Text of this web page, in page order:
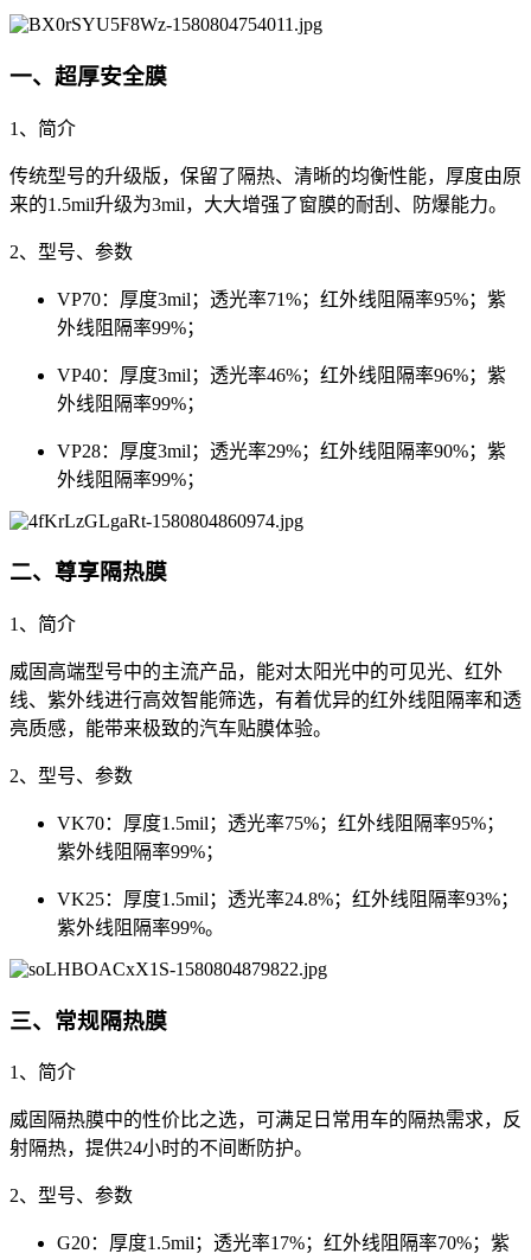
一、超厚安全膜
1、简介
传统型号的升级版，保留了隔热、清晰的均衡性能，厚度由原
来的1.5mil升级为3mil，大大增强了窗膜的耐刮、防爆能力。
2、型号、参数
VP70：厚度3mil；透光率71%；红外线阻隔率95%；紫
外线阻隔率99%；
VP40：厚度3mil；透光率46%；红外线阻隔率96%；紫
外线阻隔率99%；
VP28：厚度3mil；透光率29%；红外线阻隔率90%；紫
外线阻隔率99%；
二、尊享隔热膜
1、简介
威固高端型号中的主流产品，能对太阳光中的可见光、红外
线、紫外线进行高效智能筛选，有着优异的红外线阻隔率和透
亮质感，能带来极致的汽车贴膜体验。
2、型号、参数
VK70：厚度1.5mil；透光率75%；红外线阻隔率95%；
紫外线阻隔率99%；
VK25：厚度1.5mil；透光率24.8%；红外线阻隔率93%；
紫外线阻隔率99%。
三、常规隔热膜
1、简介
威固隔热膜中的性价比之选，可满足日常用车的隔热需求，反
射隔热，提供24小时的不间断防护。
2、型号、参数
G20：厚度1.5mil；透光率17%；红外线阻隔率70%；紫